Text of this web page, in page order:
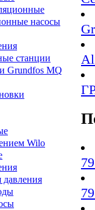
насосы
станции
Grundfos MQ
Wilo